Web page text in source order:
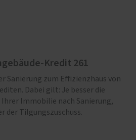
Kredit 261
Sanierung zum Effizienzhaus von
Dabei gilt: Je besser die
Immo­bilie nach Sanierung,
der Tilgungszuschuss.